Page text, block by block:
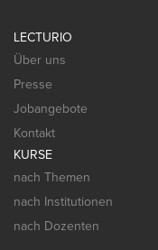
LECTURIO
Über uns
Presse
Jobangebote
Kontakt
KURSE
nach Themen
nach Institutionen
nach Dozenten